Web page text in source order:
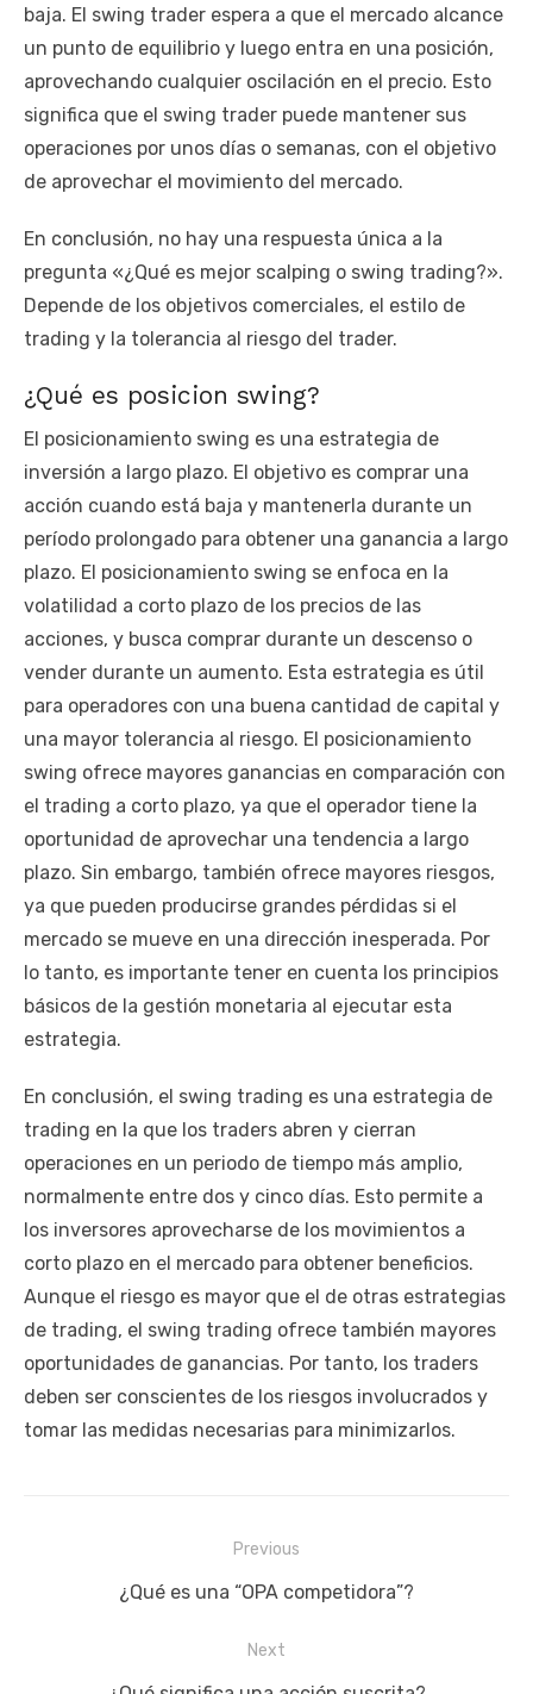
baja. El swing trader espera a que el mercado alcance
un punto de equilibrio y luego entra en una posición,
aprovechando cualquier oscilación en el precio. Esto
significa que el swing trader puede mantener sus
operaciones por unos días o semanas, con el objetivo
de aprovechar el movimiento del mercado.
En conclusión, no hay una respuesta única a la
pregunta «¿Qué es mejor scalping o swing trading?».
Depende de los objetivos comerciales, el estilo de
trading y la tolerancia al riesgo del trader.
¿Qué es posicion swing?
El posicionamiento swing es una estrategia de
inversión a largo plazo. El objetivo es comprar una
acción cuando está baja y mantenerla durante un
período prolongado para obtener una ganancia a largo
plazo. El posicionamiento swing se enfoca en la
volatilidad a corto plazo de los precios de las
acciones, y busca comprar durante un descenso o
vender durante un aumento. Esta estrategia es útil
para operadores con una buena cantidad de capital y
una mayor tolerancia al riesgo. El posicionamiento
swing ofrece mayores ganancias en comparación con
el trading a corto plazo, ya que el operador tiene la
oportunidad de aprovechar una tendencia a largo
plazo. Sin embargo, también ofrece mayores riesgos,
ya que pueden producirse grandes pérdidas si el
mercado se mueve en una dirección inesperada. Por
lo tanto, es importante tener en cuenta los principios
básicos de la gestión monetaria al ejecutar esta
estrategia.
En conclusión, el swing trading es una estrategia de
trading en la que los traders abren y cierran
operaciones en un periodo de tiempo más amplio,
normalmente entre dos y cinco días. Esto permite a
los inversores aprovecharse de los movimientos a
corto plazo en el mercado para obtener beneficios.
Aunque el riesgo es mayor que el de otras estrategias
de trading, el swing trading ofrece también mayores
oportunidades de ganancias. Por tanto, los traders
deben ser conscientes de los riesgos involucrados y
tomar las medidas necesarias para minimizarlos.
Previous
Previous
¿Qué es una “OPA competidora”?
Next